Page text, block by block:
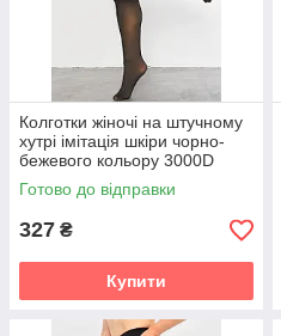
Колготки жіночі на штучному
хутрі імітація шкіри чорно-
бежевого кольору 3000D
р.46/48 187648P
Готово до відправки
327 ₴
Купити